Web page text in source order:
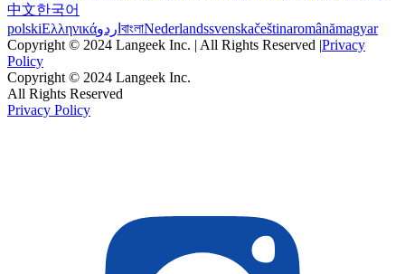
中文한국어
polskiΕλληνικάاردو বাংলাNederlandssvenskačeštinaromânămagyar
Copyright © 2024 Langeek Inc. | All Rights Reserved |Privacy
Policy
Copyright © 2024 Langeek Inc.
All Rights Reserved
Privacy Policy